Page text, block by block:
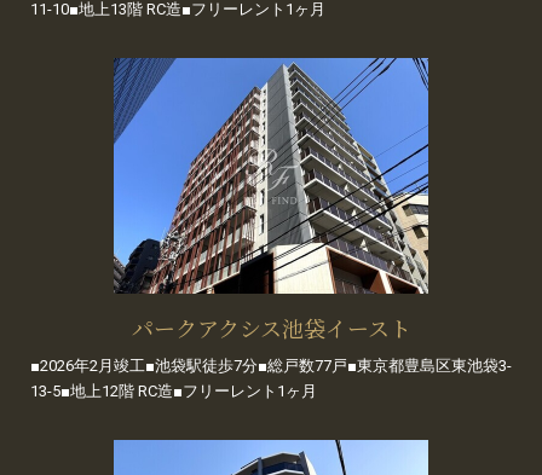
11-10■地上13階 RC造■フリーレント1ヶ月
パークアクシス池袋イースト
■2026年2月竣工■池袋駅徒歩7分■総戸数77戸■東京都豊島区東池袋3-
13-5■地上12階 RC造■フリーレント1ヶ月